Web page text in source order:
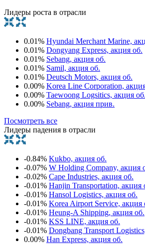
Лидеры роста в отрасли
0.01% Hyundai Merchant Marine,
0.01% Dongyang Express, акция об.
0.01% Sebang, акция об.
0.01% Samil, акция об.
0.01% Deutsch Motors, акция об.
0.00% Korea Line Corporation,
0.00% Taewoong Logsitics, акция об.
0.00% Sebang, акция прив.
Посмотреть все
Лидеры падения в отрасли
-0.84% Kukbo, акция об.
-0.07% W Holding Company, акция
-0.02% Cape Industries, акция об.
-0.01% Hanjin Transportation, акция
-0.01% Hansol Logistics, акция об.
-0.01% Korea Airport Service, акция
-0.01% Heung-A Shipping, акция об.
-0.01% KSS LINE, акция об.
-0.01% Dongbang Transport
0.00% Han Express, акция об.